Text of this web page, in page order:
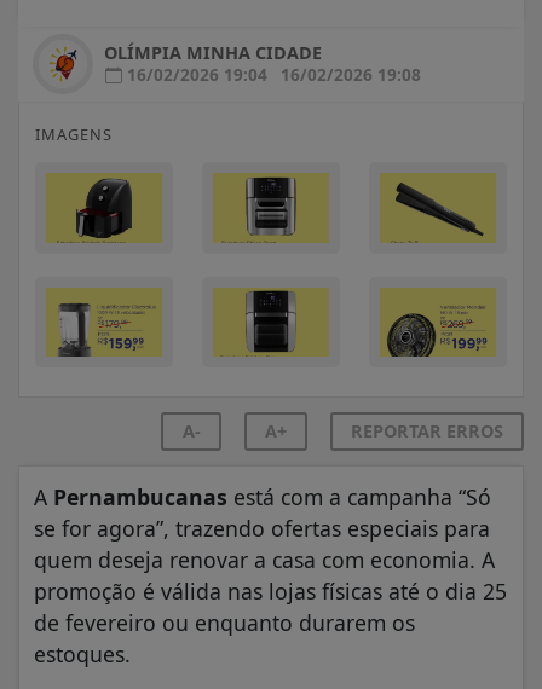
OLÍMPIA MINHA CIDADE
16/02/2026 19:04
16/02/2026 19:08
IMAGENS
A- A+ REPORTAR ERROS
A Pernambucanas está com a campanha “Só
se for agora”, trazendo ofertas especiais para
quem deseja renovar a casa com economia. A
promoção é válida nas lojas físicas até o dia 25
de fevereiro ou enquanto durarem os
estoques.